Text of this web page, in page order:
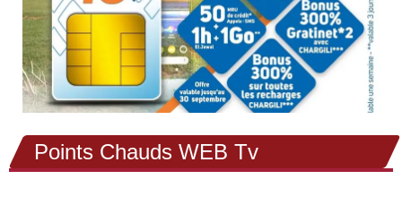
Points Chauds WEB Tv